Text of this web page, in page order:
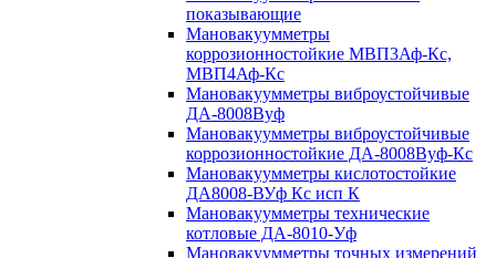
показывающие
Мановакуумметры
коррозионностойкие МВП3Аф-Кс,
МВП4Аф-Кс
Мановакуумметры виброустойчивые
ДА-8008Вуф
Мановакуумметры виброустойчивые
коррозионностойкие ДА-8008Вуф-Кс
Мановакуумметры кислотостойкие
ДА8008-ВУф Кс исп К
Мановакуумметры технические
котловые ДА-8010-Уф
Мановакуумметры точных измерений